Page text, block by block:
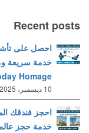
Recent posts
احصل على
Homage
10 ديسمبر، 2025
احجز فندقك